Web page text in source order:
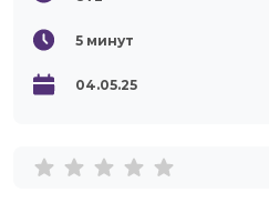
5 минут
04.05.25